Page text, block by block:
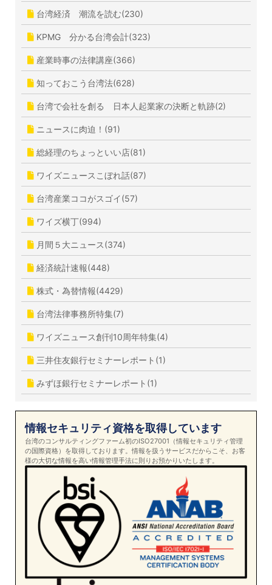
台湾経済 潮流を読む(230)
KPMG 分かる台湾会計(323)
産業時事の法律講座(366)
知っておこう台湾法(628)
台湾で会社を創る 日本人起業家の決断と軌跡(2)
ニュースに肉迫！(91)
総経理のちょっといい店(81)
ワイズニュースこぼれ話(87)
台湾産業ココがスゴイ(57)
ワイズ横丁(994)
月間５大ニュース(374)
経済統計速報(448)
株式・為替情報(4429)
台湾法律事務所特集(7)
ワイズニュース創刊10周年特集(4)
三井住友銀行セミナーレポート(1)
みずほ銀行セミナーレポート(1)
情報セキュリティ資格を取得しています
台湾のコンサルティングファーム初のISO27001（情報セキュリティ管理
の国際資格）を取得しております。情報を扱うサービスだからこそ、お客
様の大切な情報を高い情報管理手法に則りお預かりいたします。